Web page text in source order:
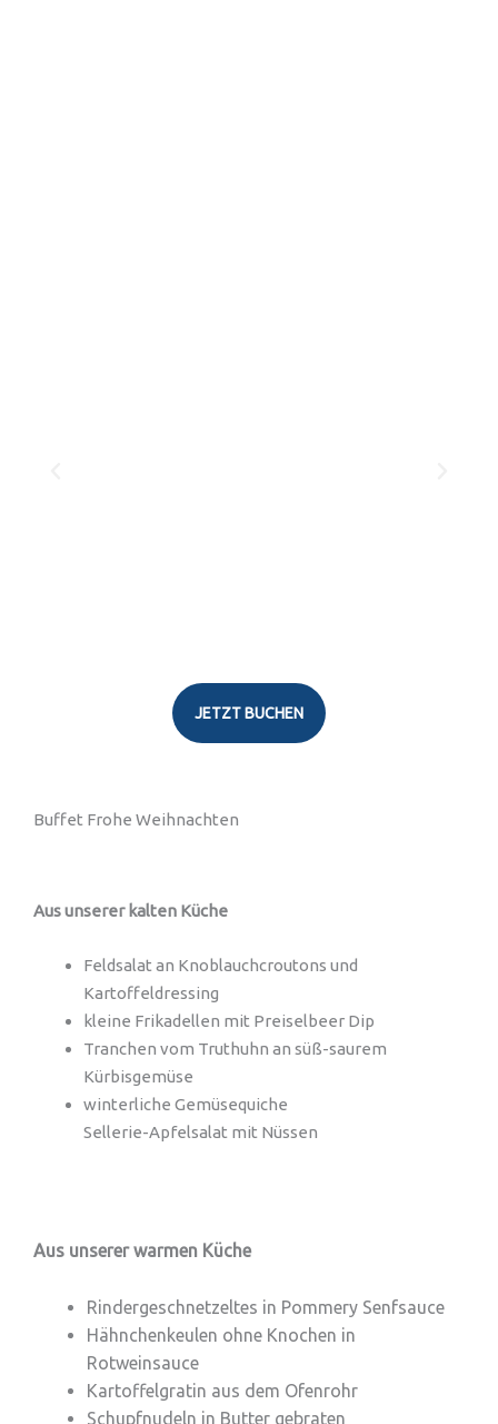
JETZT BUCHEN
Buffet Frohe Weihnachten
Aus unserer kalten Küche
Feldsalat an Knoblauchcroutons und
Kartoffeldressing
kleine Frikadellen mit Preiselbeer Dip
Tranchen vom Truthuhn an süß-saurem
Kürbisgemüse
winterliche Gemüsequiche
Sellerie-Apfelsalat mit Nüssen
Aus unserer warmen Küche
Rindergeschnetzeltes in Pommery Senfsauce
Hähnchenkeulen ohne Knochen in
Rotweinsauce
Kartoffelgratin aus dem Ofenrohr
Schupfnudeln in Butter gebraten